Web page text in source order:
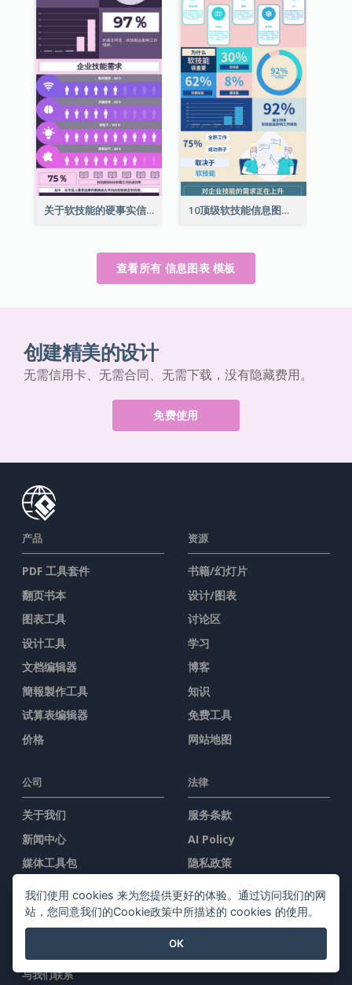
关于软技能的硬事实信息图表 10顶级软技能信息图表
查看所有 信息图表 模板
创建精美的设计
无需信用卡、无需合同、无需下载，没有隐藏费用。
免费使用
产品
PDF 工具套件
翻页书本
图表工具
设计工具
文档编辑器
簡報製作工具
试算表编辑器
价格
资源
书籍/幻灯片
设计/图表
讨论区
学习
博客
知识
免费工具
网站地图
公司
关于我们
新闻中心
媒体工具包
联系我们
法律
服务条款
AI Policy
隐私政策
Content Guidelines
安全概述
与我们联系
我们使用 cookies 来为您提供更好的体验。通过访问我们的网
站，您同意我们的Cookie政策中所描述的 cookies 的使用。
OK